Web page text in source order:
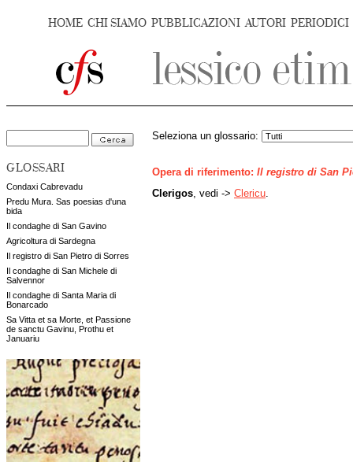
HOME CHI SIAMO PUBBLICAZIONI AUTORI PERIODICI
GLOSSARI
Condaxi Cabrevadu
Predu Mura. Sas poesias d'una
bida
Il condaghe di San Gavino
Agricoltura di Sardegna
Il registro di San Pietro di Sorres
Il condaghe di San Michele di
Salvennor
Il condaghe di Santa Maria di
Bonarcado
Sa Vitta et sa Morte, et Passione
de sanctu Gavinu, Prothu et
Januariu
Seleziona un glossario:
Opera di riferimento: Il registro di San
Clerigos , vedi -> Clericu